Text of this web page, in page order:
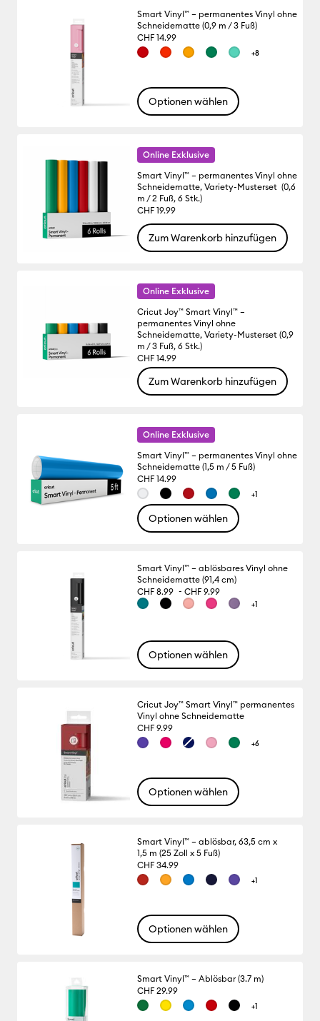
Smart Vinyl™ – permanentes Vinyl ohne
Schneidematte (0,9 m / 3 Fuß)
CHF 14.99
+8
Optionen wählen
Online Exklusive
Smart Vinyl™ – permanentes Vinyl ohne
Schneidematte, Variety-Musterset (0,6
m / 2 Fuß, 6 Stk.)
CHF 19.99
Zum Warenkorb hinzufügen
Online Exklusive
Cricut Joy™ Smart Vinyl™ –
permanentes Vinyl ohne
Schneidematte, Variety-Musterset (0,9
m / 3 Fuß, 6 Stk.)
CHF 14.99
Zum Warenkorb hinzufügen
Online Exklusive
Smart Vinyl™ – permanentes Vinyl ohne
Schneidematte (1,5 m / 5 Fuß)
CHF 14.99
+1
Optionen wählen
Smart Vinyl™ – ablösbares Vinyl ohne
Schneidematte (91,4 cm)
CHF 8.99 - CHF 9.99
+1
Optionen wählen
Cricut Joy™ Smart Vinyl™ permanentes
Vinyl ohne Schneidematte
CHF 9.99
+6
Optionen wählen
Smart Vinyl™ – ablösbar, 63,5 cm x
1,5 m (25 Zoll x 5 Fuß)
CHF 34.99
+1
Optionen wählen
Smart Vinyl™ – Ablösbar (3.7 m)
CHF 29.99
+1